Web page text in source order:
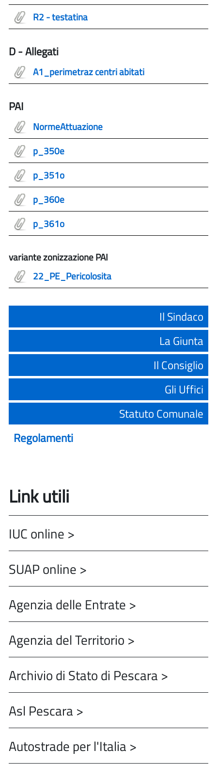
R2 - testatina
D - Allegati
A1_perimetraz centri abitati
PAI
NormeAttuazione
p_350e
p_351o
p_360e
p_361o
variante zonizzazione PAI
22_PE_Pericolosita
Il Sindaco
La Giunta
Il Consiglio
Gli Uffici
Statuto Comunale
Regolamenti
Link utili
IUC online >
SUAP online >
Agenzia delle Entrate >
Agenzia del Territorio >
Archivio di Stato di Pescara >
Asl Pescara >
Autostrade per l'Italia >